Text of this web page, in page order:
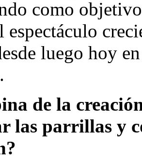
como
espectáculo
luego hoy
de la
las parrillas y